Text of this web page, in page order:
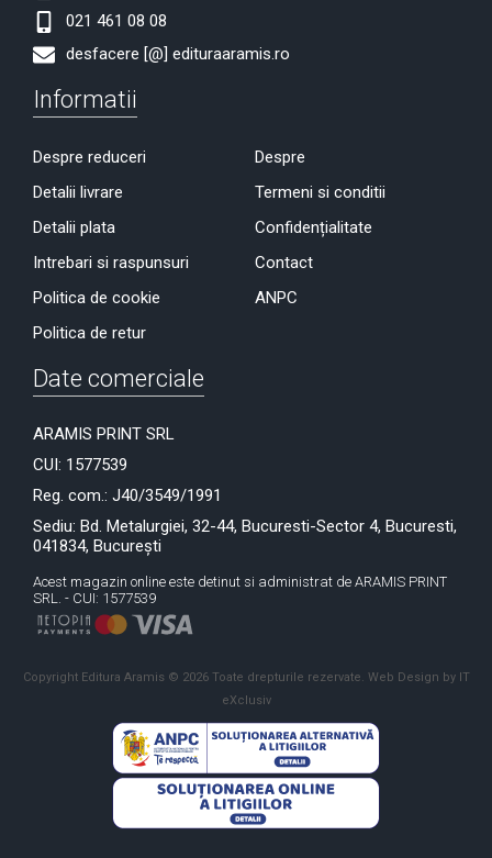
021 461 08 08
desfacere [@] edituraaramis.ro
Informatii
Despre reduceri
Detalii livrare
Detalii plata
Intrebari si raspunsuri
Politica de cookie
Politica de retur
Despre
Termeni si conditii
Confidențialitate
Contact
ANPC
Date comerciale
ARAMIS PRINT SRL
CUI: 1577539
Reg. com.: J40/3549/1991
Sediu: Bd. Metalurgiei, 32-44, Bucuresti-Sector 4, Bucuresti,
041834, București
Acest magazin online este detinut si administrat de ARAMIS PRINT
SRL. - CUI: 1577539
Copyright Editura Aramis © 2026 Toate drepturile rezervate. Web Design by IT
eXclusiv